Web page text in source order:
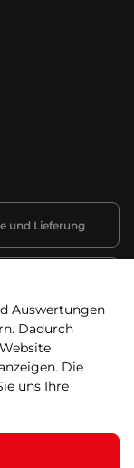
und Lieferung
erklären
Auswertungen
Dadurch
Die
uns Ihre